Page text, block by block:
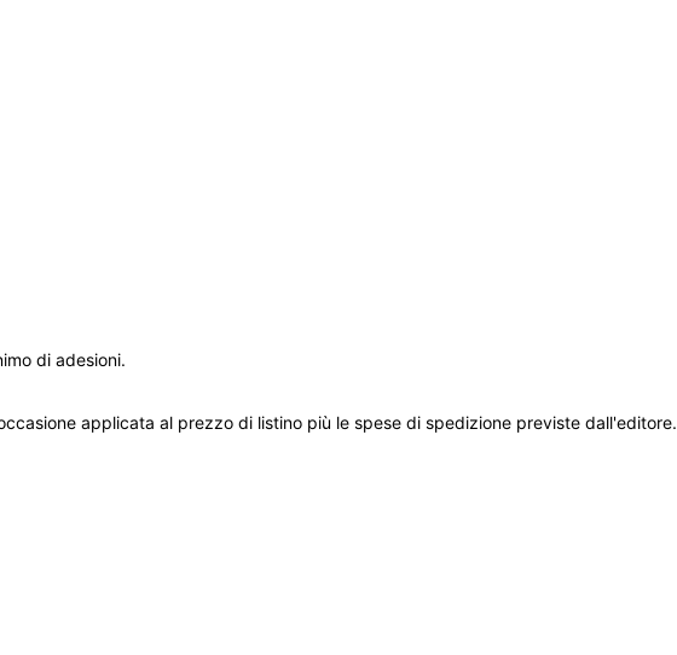
di adesioni.
applicata al prezzo di listino più le spese di spedizione previste dall'editore.